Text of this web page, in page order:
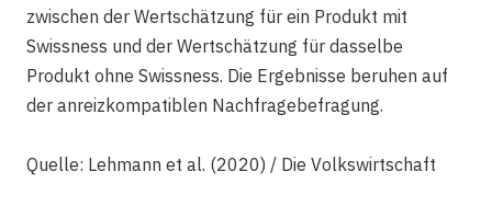
zwischen der Wertschätzung für ein Produkt mit
Swissness und der Wertschätzung für dasselbe
Produkt ohne Swissness. Die Ergebnisse beruhen auf
der anreizkompatiblen Nachfragebefragung.
Quelle: Lehmann et al. (2020) / Die Volkswirtschaft